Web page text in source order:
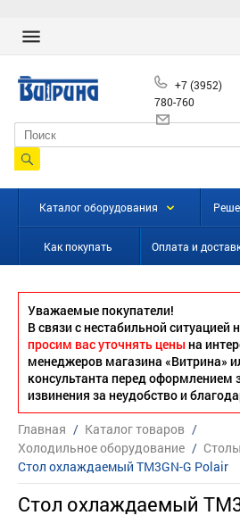
+7 (3952)
780-760
Каталог оборудования
Как покупать Оплата и
Уважаемые покупатели!
В связи с нестабильной
просим вас уточнять цены на
менеджеров магазина «Витрина»
консультанта перед оформлением
извинения за неудобство и
Главная / Каталог товаров /
Холодильное оборудование /
Стол охлаждаемый TM3GN-G Polair
Стол охлаждаемый